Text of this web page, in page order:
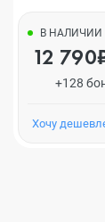
В НАЛИЧИИ
12
+128
Хочу